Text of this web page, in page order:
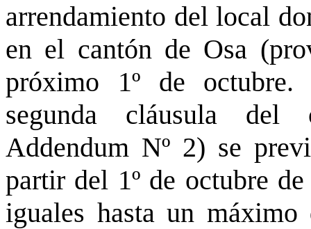
arrendamiento del local
en el cantón de Osa
próximo 1º de
segunda cláusula del
Addendum Nº 2) se
partir del 1º de octubre
iguales hasta un máximo